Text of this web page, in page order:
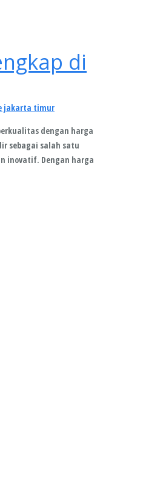
di
jakarta timur
dengan harga
sebagai salah satu
inovatif. Dengan harga